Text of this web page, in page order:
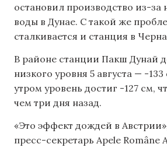
остановил производство из-за
воды в Дунае. С такой же
сталкивается и станция в
В районе станции Пакш Дунай
низкого уровня 5 августа — -
утром уровень достиг -127 см,
чем три дня назад.
«Это эффект дождей в
пресс-секретарь Apele